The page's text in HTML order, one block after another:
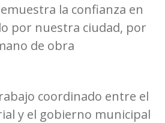
la confianza en
por nuestra ciudad, por
de obra
coordinado entre el
y el gobierno municipal